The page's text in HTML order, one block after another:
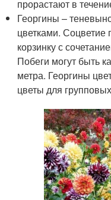
прорастают в
Георгины –
цветками. Соцветие
корзинку с
Побеги могут быть
метра. Георгины
цветы для